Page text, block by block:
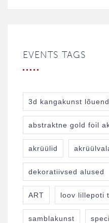
EVENTS TAGS
3d kangakunst
abstraktne gold foil
akrüülid
dekoratiivsed alused
ART loov lillepoti
samblakunst